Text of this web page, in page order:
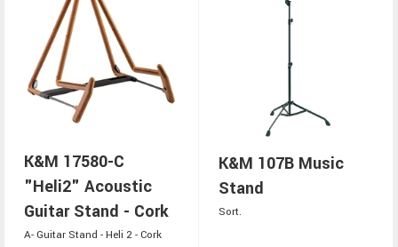
K&M 17580-C
"Heli2" Acoustic
Guitar Stand - Cork
A- Guitar Stand - Heli 2 - Cork
K&M 107B Music
Stand
Sort.